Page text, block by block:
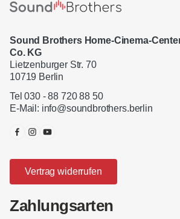
Sound Brothers Home-Cinema-
Co. KG
Lietzenburger Str. 70
10719 Berlin
Tel 030 - 88 720 88 50
E-Mail: info@soundbrothers.berlin
Vertrag widerrufen
Zahlungsarten